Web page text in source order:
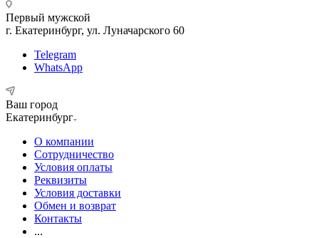
Первый мужской
г. Екатеринбург, ул. Луначарского 60
Telegram
WhatsApp
Ваш город
Екатеринбург
О компании
Сотрудничество
Условия оплаты
Реквизиты
Условия доставки
Обмен и возврат
Контакты
...